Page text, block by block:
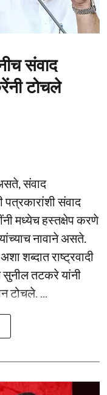
संवाद
टोचले
संवाद
पत्रकारांशी संवाद
मध्येच हस्तक्षेप करणे
नावाने असते.
शब्दात राष्ट्रवादी
सुनील तटकरे यांनी
टोचले. ...